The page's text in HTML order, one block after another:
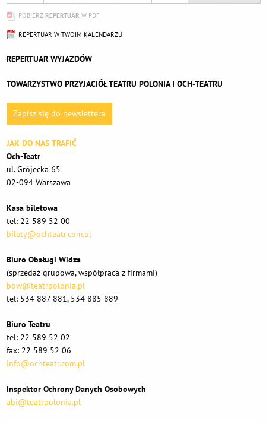
POBIERZ REPERTUAR W PDF
REPERTUAR W TWOIM KALENDARZU
REPERTUAR WYJAZDÓW
TOWARZYSTWO PRZYJACIÓŁ TEATRU POLONIA I OCH-TEATRU
Zapisz się do newslettera
JAK DO NAS TRAFIĆ
Och-Teatr
ul. Grójecka 65
02-094 Warszawa
Kasa biletowa
tel: 22 589 52 00
bilety@ochteatr.com.pl
Biuro Obsługi Widza
(sprzedaż grupowa, współpraca z firmami)
bow@teatrpolonia.pl
tel: 534 887 881, 534 885 889
Biuro Teatru
tel: 22 589 52 02
fax: 22 589 52 06
info@ochteatr.com.pl
Inspektor Ochrony Danych Osobowych
abi@teatrpolonia.pl